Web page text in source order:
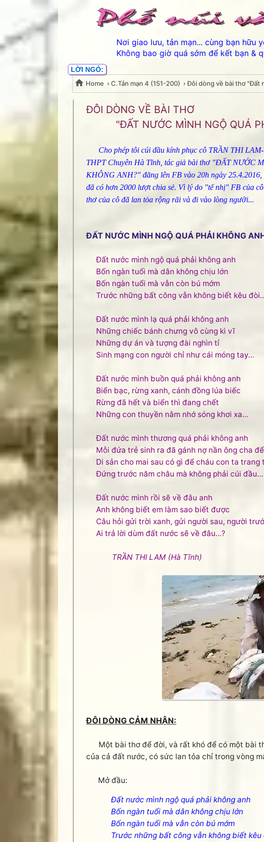
Nơi giao lưu, tản mạn... cùng bạn hữu
Không bao giờ quá sớm để kết bạn &
LỜI NGỎ:
Home › C.Tản mạn 4 (151-200) › Đôi dòng về bài thơ "Đất
Đôi dòng về bài thơ "Đất nước
ĐÔI DÒNG VỀ BÀI THƠ
"ĐẤT NƯỚC MÌNH NGỘ QUÁ
Cho phép tôi cúi đầu kính phục cô TRẦN THI
THPT Chuyên Hà Tĩnh, tác giả bài thơ "ĐẤT NƯỚC
KHÔNG ANH?" đăng lên FB vào 20h ngày
đã có hơn 2000 lượt chia sẻ. Vì lý do "tế nhị" FB của
thơ của cô đã lan tỏa rộng rãi và đi vào lòng người...
ĐẤT NƯỚC MÌNH NGỘ QUÁ PHẢI KHÔNG
Đất nước mình ngộ quá phải không anh
Bốn ngàn tuổi mà dân không chịu lớn
Bốn ngàn tuổi mà vẫn còn bú mớm
Trước những bất công vẫn không biết kêu
Đất nước mình lạ quá phải không anh
Những chiếc bánh chưng vô cùng kì vĩ
Những dự án và tượng đài nghìn tỉ
Sinh mạng con người chỉ như cái móng tay…
Đất nước mình buồn quá phải không anh
Biển bạc, rừng xanh, cánh đồng lúa biếc
Rừng đã hết và biển thì đang chết
Những con thuyền nằm nhớ sóng khơi xa…
Đất nước mình thương quá phải không anh
Mỗi đứa trẻ sinh ra đã gánh nợ nần ông cha
Di sản cho mai sau có gì để cháu con ta trang
Đứng trước năm châu mà không phải cúi đầu…
Đất nước mình rồi sẽ về đâu anh
Anh không biết em làm sao biết được
Câu hỏi gửi trời xanh, gửi người sau, người
Ai trả lời dùm đất nước sẽ về đâu…?
TRẦN THI LAM (Hà Tĩnh)
ĐÔI DÒNG CẢM NHẬN:
Một bài thơ để đời, và rất khó để có một bài
của cả đất nước, có sức lan tỏa chỉ trong vòng
Mở đầu:
Đất nước mình ngộ quá phải không anh
Bốn ngàn tuổi mà dân không chịu lớn
Bốn ngàn tuổi mà vẫn còn bú mớm
Trước những bất công vẫn không biết
Thân ái